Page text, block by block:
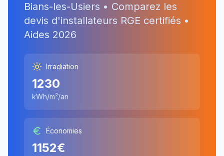
Bians-les-Usiers • Comparez les
devis d'installateurs RGE certifiés •
Aides 2026
Irradiation
1230
kWh/m²/an
Économies
1152€